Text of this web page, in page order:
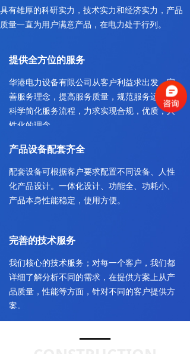
具有雄厚的科研实力，技术实力和经济实力，产品
质量一直为用户满意产品，在电力处于行列。
产品设备配套齐全
配套设备可根据客户要求配置不同设备、人性
化产品设计。一体化设计、功能全、功耗小、
产品本身性能稳定，使用方便。
提供全方位的服务
华港电力设备有限公司从客户利益求出发，完
善服务理念，提高服务质量，规范服务运作。
科学简化服务流程，力求实现合规，优质，人
性化的理念。
完善的技术服务
我们核心的技术服务；对每一个客户，我们都
详细了解分析不同的需求，在提供方案上从产
品质量，性能等方面，针对不同的客户提供方
案。